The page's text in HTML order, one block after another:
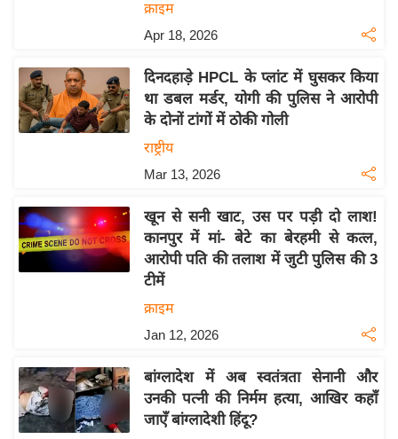
के
ट
I
2
0
2
6
ई
-
पे
क्राइम
Apr 18, 2026
दिनदहाड़े HPCL के प्लांट में घुसकर किया
था डबल मर्डर, योगी की पुलिस ने आरोपी
के दोनों टांगों में ठोकी गोली
राष्ट्रीय
Mar 13, 2026
खून से सनी खाट, उस पर पड़ी दो लाश!
कानपुर में मां- बेटे का बेरहमी से कत्ल,
आरोपी पति की तलाश में जुटी पुलिस की 3
टीमें
क्राइम
Jan 12, 2026
बांग्लादेश में अब स्वतंत्रता सेनानी और
उनकी पत्नी की निर्मम हत्या, आखिर कहाँ
जाएँ बांग्लादेशी हिंदू?